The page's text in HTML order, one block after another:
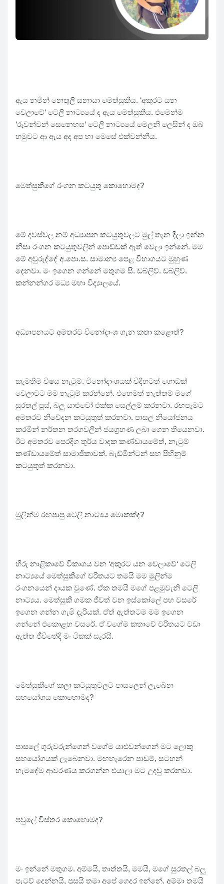
ඇය නමින් නෙතුලි සනායා මෙත්සුකීය. ‘අකුරට යන
වෙලාවේ‘ ටෙලි නාට්‍යයේ ද ඇය මෙත්සුකීය. එමෙන්ම
‘රුවන්වන් සෙනෙහස‘ ටෙලි නාට්‍යයේ මෙලනි ලෙසින් ද ඔබ
හමුවට ආ ඇය අද අප හා මෙසේ එක්වන්නීය.
මෙත්සුකීගේ රංගන කටයුතු කොහොමද?
මේ දවස්වල නම් අධ්‍යාපන කටයුතුවලට මුල් තැන දීලා ඉන්න
නිසා රංගන කටයුතුවලින් පොඩ්ඩක් ඈත් වෙලා ඉන්නේ. මම
මේ අවුරුද්දේ අ.පො.ස. සාමාන්‍ය පෙළ විභාගයට මුහුණ
දෙනවා. මං ඉගෙන ගන්නේ මතුගම සී. ඩබ්ලිව්. ඩබ්ලිව්.
කන්නන්ගර මධ්‍ය මහා විද්‍යාලයේ.
අධ්‍යාපනයට අමතරව විනෝදාංශ ගැන කතා කළොත්?
කැමතිම විෂය නැටුම්. විනෝදාංශයක් විදිහටත් ගොඩක්
වෙලාවට මම නැටුම් කරන්නේ. එහෙමත් නැත්තම් මගේ
සුරතල් පූස්, බලු යාළුවෝ එක්ක සෙල්ලම් කරනවා. රඟපෑමට
අමතරව නිවේදන කටයුතුත් කරනවා. පාසල නියෝජනය
කරමින් නර්තන තරගවලින් ජයග්‍රහණ ලබා ගෙන තියෙනවා.
ඊට අමතරව පෙරදිග තූර්ය වාදක කණ්ඩායමේත්, නැටුම්
කණ්ඩායමේත් සාමාජිකාවක්. බැඩ්මින්ටන් සහ පිහිනුම්
කටයුතුත් කරනවා.
මුලින්ම රඟපාපු ටෙලි නාට්‍යය මොකක්ද?
හිරු නාළිකාවේ විකාශය වන ‘අකුරට යන වෙලාවේ‘ ටෙලි
නාට්‍යයේ මෙත්සුකීගේ චරිතයට තමයි මම මුලින්ම
රංගනයෙන් දායක වුණේ. ඒක තමයි මගේ පළමුවැනි ටෙලි
නාට්‍යය. මෙත්සුකී ගමක ජීවත් වන ඉස්කෝලේ පහ වසරේ
ඉගෙන ගන්න ගැමි දැරියක්. ඒත් ඇත්තටම මම ඉගෙන
ගන්නේ එකොළහ වසරේ. ඒ වගේම කතාවේ චරිතයට වඩා
ඇත්ත ජීවිතේදි මං ටිකක් සැරයි.
මෙත්සුකීගේ කලා කටයුතුවලට පාසලෙන් ලැබෙන
සහයෝගය කොහොමද?
පාසලේ ගුරුවරුන්ගෙන් වගේම යාළුවන්ගෙන් මට ලොකු
සහයෝගයක් ලැබෙනවා. මඟහැරෙන පාඩම්, සටහන්
හැමදේම ආවරණය කරගන්න එයාලා මට උදවු කරනවා.
පවුලේ විස්තර කොහොමද?
මං ඉන්නේ මතුගම. අම්මයි, තාත්තයි, මමයි, මගේ සුරතල් බලු
පැටව් දෙන්නයි, පූසයි තමා අපේ ගෙදර ඉන්නේ. අම්මා තමයි